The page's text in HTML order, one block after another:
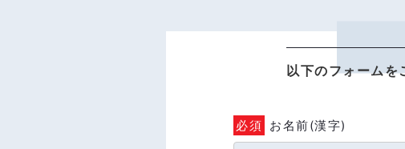
以下のフォームを
必須 お名前(漢字)